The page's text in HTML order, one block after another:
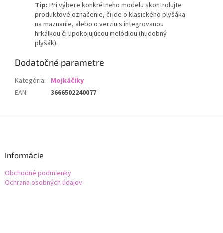
Tip: Pri výbere konkrétneho modelu skontrolujte
produktové označenie, či ide o klasického plyšáka
na maznanie, alebo o verziu s integrovanou
hrkálkou či upokojujúcou melódiou (hudobný
plyšák).
Dodatočné parametre
Kategória: Mojkáčiky
EAN: 3666502240077
Informácie
Obchodné podmienky
Ochrana osobných údajov